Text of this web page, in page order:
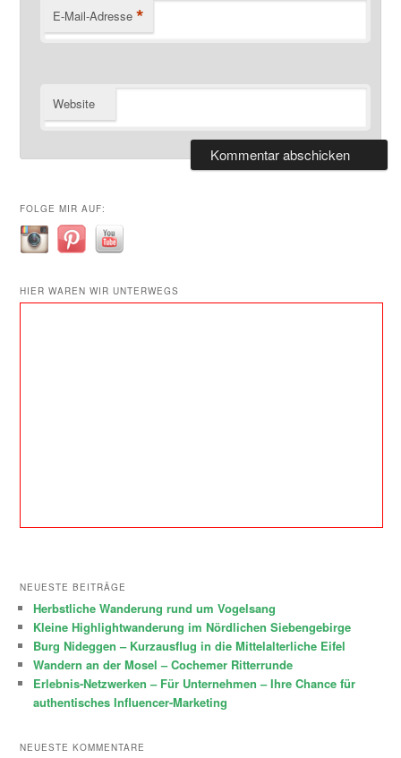
E-Mail-Adresse *
Website
FOLGE MIR AUF:
HIER WAREN WIR UNTERWEGS
NEUESTE BEITRÄGE
Herbstliche Wanderung rund um Vogelsang
Kleine Highlightwanderung im Nördlichen Siebengebirge
Burg Nideggen – Kurzausflug in die Mittelalterliche Eifel
Wandern an der Mosel – Cochemer Ritterrunde
Erlebnis-Netzwerken – Für Unternehmen – Ihre Chance für
authentisches Influencer-Marketing
NEUESTE KOMMENTARE